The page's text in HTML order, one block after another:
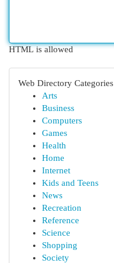
HTML is allowed
Web Directory Categories
Arts
Business
Computers
Games
Health
Home
Internet
Kids and Teens
News
Recreation
Reference
Science
Shopping
Society